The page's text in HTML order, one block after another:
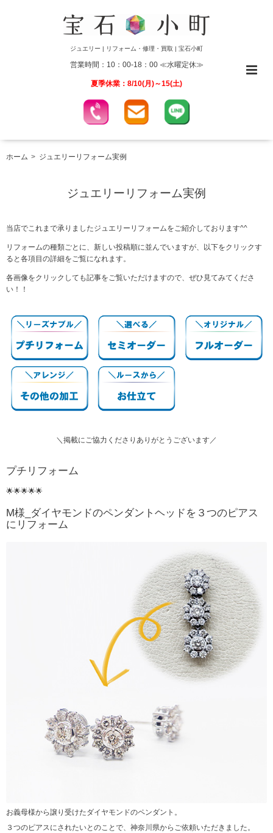
ジュエリー | リフォーム・修理・買取 | 宝石小町
営業時間：10：00-18：00 ≪水曜定休≫
夏季休業：8/10(月)～15(土)
ホーム ジュエリーリフォーム実例
ジュエリーリフォーム実例
当店でこれまで承りましたジュエリーリフォームをご紹介しております^^
リフォームの種類ごとに、新しい投稿順に並んでいますが、以下をクリックす
ると各項目の詳細をご覧になれます。
各画像をクリックしても記事をご覧いただけますので、ぜひ見てみてくださ
い！！
＼掲載にご協力くださりありがとうございます／
プチリフォーム
🌟🌟🌟🌟🌟
M様_ダイヤモンドのペンダントヘッドを３つのピアス
にリフォーム
お義母様から譲り受けたダイヤモンドのペンダント。
３つのピアスにされたいとのことで、神奈川県からご依頼いただきました。